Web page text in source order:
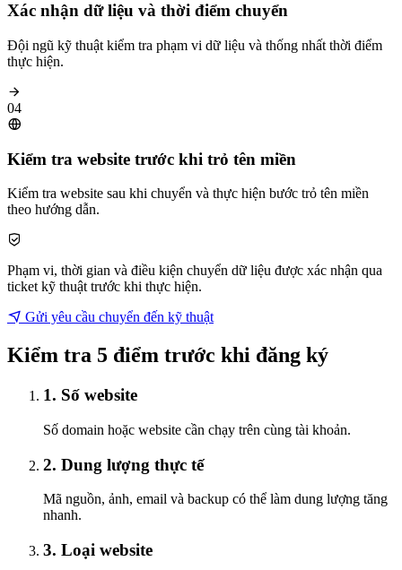
Xác nhận dữ liệu và thời điểm chuyển
Đội ngũ kỹ thuật kiểm tra phạm vi dữ liệu và thống nhất thời điểm
thực hiện.
04
Kiểm tra website trước khi trỏ tên miền
Kiểm tra website sau khi chuyển và thực hiện bước trỏ tên miền
theo hướng dẫn.
Phạm vi, thời gian và điều kiện chuyển dữ liệu được xác nhận qua
ticket kỹ thuật trước khi thực hiện.
Gửi yêu cầu chuyển đến kỹ thuật
Kiểm tra 5 điểm trước khi đăng ký
1. Số website
Số domain hoặc website cần chạy trên cùng tài khoản.
2. Dung lượng thực tế
Mã nguồn, ảnh, email và backup có thể làm dung lượng tăng
nhanh.
3. Loại website